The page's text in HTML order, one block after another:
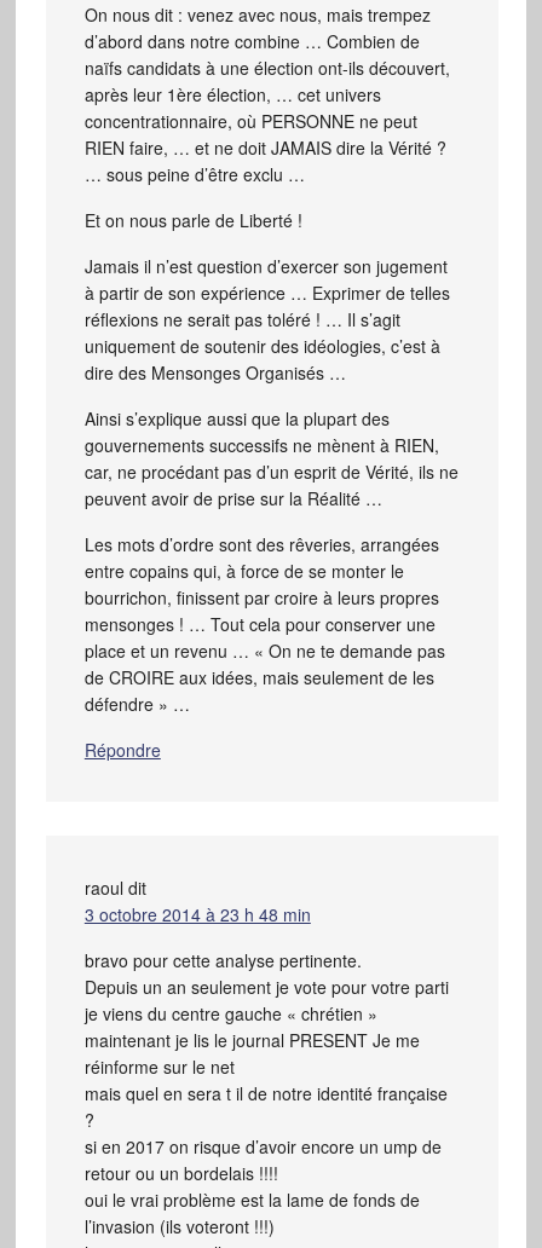
On nous dit : venez avec nous, mais trempez
d’abord dans notre combine … Combien de
naïfs candidats à une élection ont-ils découvert,
après leur 1ère élection, … cet univers
concentrationnaire, où PERSONNE ne peut
RIEN faire, … et ne doit JAMAIS dire la Vérité ?
… sous peine d’être exclu …
Et on nous parle de Liberté !
Jamais il n’est question d’exercer son jugement
à partir de son expérience … Exprimer de telles
réflexions ne serait pas toléré ! … Il s’agit
uniquement de soutenir des idéologies, c’est à
dire des Mensonges Organisés …
Ainsi s’explique aussi que la plupart des
gouvernements successifs ne mènent à RIEN,
car, ne procédant pas d’un esprit de Vérité, ils ne
peuvent avoir de prise sur la Réalité …
Les mots d’ordre sont des rêveries, arrangées
entre copains qui, à force de se monter le
bourrichon, finissent par croire à leurs propres
mensonges ! … Tout cela pour conserver une
place et un revenu … « On ne te demande pas
de CROIRE aux idées, mais seulement de les
défendre » …
Répondre
raoul dit
3 octobre 2014 à 23 h 48 min
bravo pour cette analyse pertinente.
Depuis un an seulement je vote pour votre parti
je viens du centre gauche « chrétien »
maintenant je lis le journal PRESENT Je me
réinforme sur le net
mais quel en sera t il de notre identité française
?
si en 2017 on risque d’avoir encore un ump de
retour ou un bordelais !!!!
oui le vrai problème est la lame de fonds de
l’invasion (ils voteront !!!)